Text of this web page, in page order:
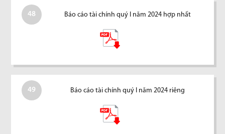
48 Báo cáo tài chính quý I năm 2024 hợp nhất
49 Báo cáo tài chính quý I năm 2024 riêng